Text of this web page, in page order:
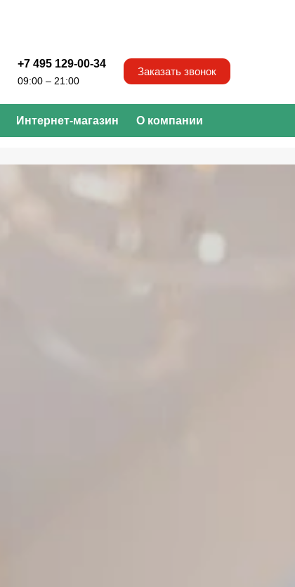
+7 495 129-00-34
09:00 – 21:00
Заказать звонок
Интернет-магазин О компании